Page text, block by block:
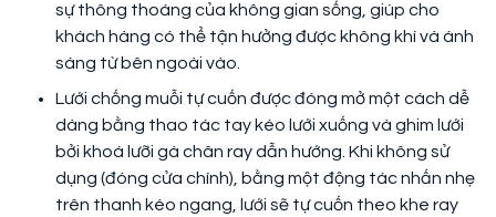
sự thông thoáng của không gian sống, giúp cho
khách hàng có thể tận hưởng được không khí và ánh
sáng từ bên ngoài vào.
Lưới chống muỗi tự cuốn được đóng mở một cách dễ
dàng bằng thao tác tay kéo lưới xuống và ghim lưới
bởi khoá lưỡi gà chân ray dẫn hướng. Khi không sử
dụng (đóng cửa chính), bằng một động tác nhấn nhẹ
trên thanh kéo ngang, lưới sẽ tự cuốn theo khe ray